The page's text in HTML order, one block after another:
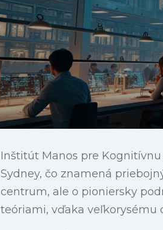
Inštitút Manos pre
Sydney, čo znamená
centrum, ale o pioniersky
teóriami, vďaka veľkorysému